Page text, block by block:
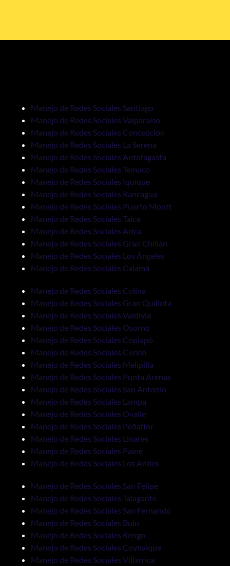
Manejo de Redes Sociales Santiago
Manejo de Redes Sociales Valparaíso
Manejo de Redes Sociales Concepción
Manejo de Redes Sociales La Serena
Manejo de Redes Sociales Antofagasta
Manejo de Redes Sociales Temuco
Manejo de Redes Sociales Iquique
Manejo de Redes Sociales Rancagua
Manejo de Redes Sociales Puerto Montt
Manejo de Redes Sociales Talca
Manejo de Redes Sociales Arica
Manejo de Redes Sociales Gran Chillán
Manejo de Redes Sociales Los Ángeles
Manejo de Redes Sociales Calama
Manejo de Redes Sociales Colina
Manejo de Redes Sociales Gran Quillota
Manejo de Redes Sociales Valdivia
Manejo de Redes Sociales Osorno
Manejo de Redes Sociales Copiapó
Manejo de Redes Sociales Curicó
Manejo de Redes Sociales Melipilla
Manejo de Redes Sociales Punta Arenas
Manejo de Redes Sociales San Antonio
Manejo de Redes Sociales Lampa
Manejo de Redes Sociales Ovalle
Manejo de Redes Sociales Peñaflor
Manejo de Redes Sociales Linares
Manejo de Redes Sociales Paine
Manejo de Redes Sociales Los Andes
Manejo de Redes Sociales San Felipe
Manejo de Redes Sociales Talagante
Manejo de Redes Sociales San Fernando
Manejo de Redes Sociales Buin
Manejo de Redes Sociales Rengo
Manejo de Redes Sociales Coyhaique
Manejo de Redes Sociales Villarrica